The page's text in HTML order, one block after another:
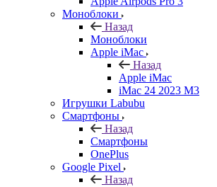
Моноблоки
Назад
Моноблоки
Apple iMac
Назад
Apple iMac
iMac 24 2023 M3
Игрушки Labubu
Смартфоны
Назад
Смартфоны
OnePlus
Google Pixel
Назад